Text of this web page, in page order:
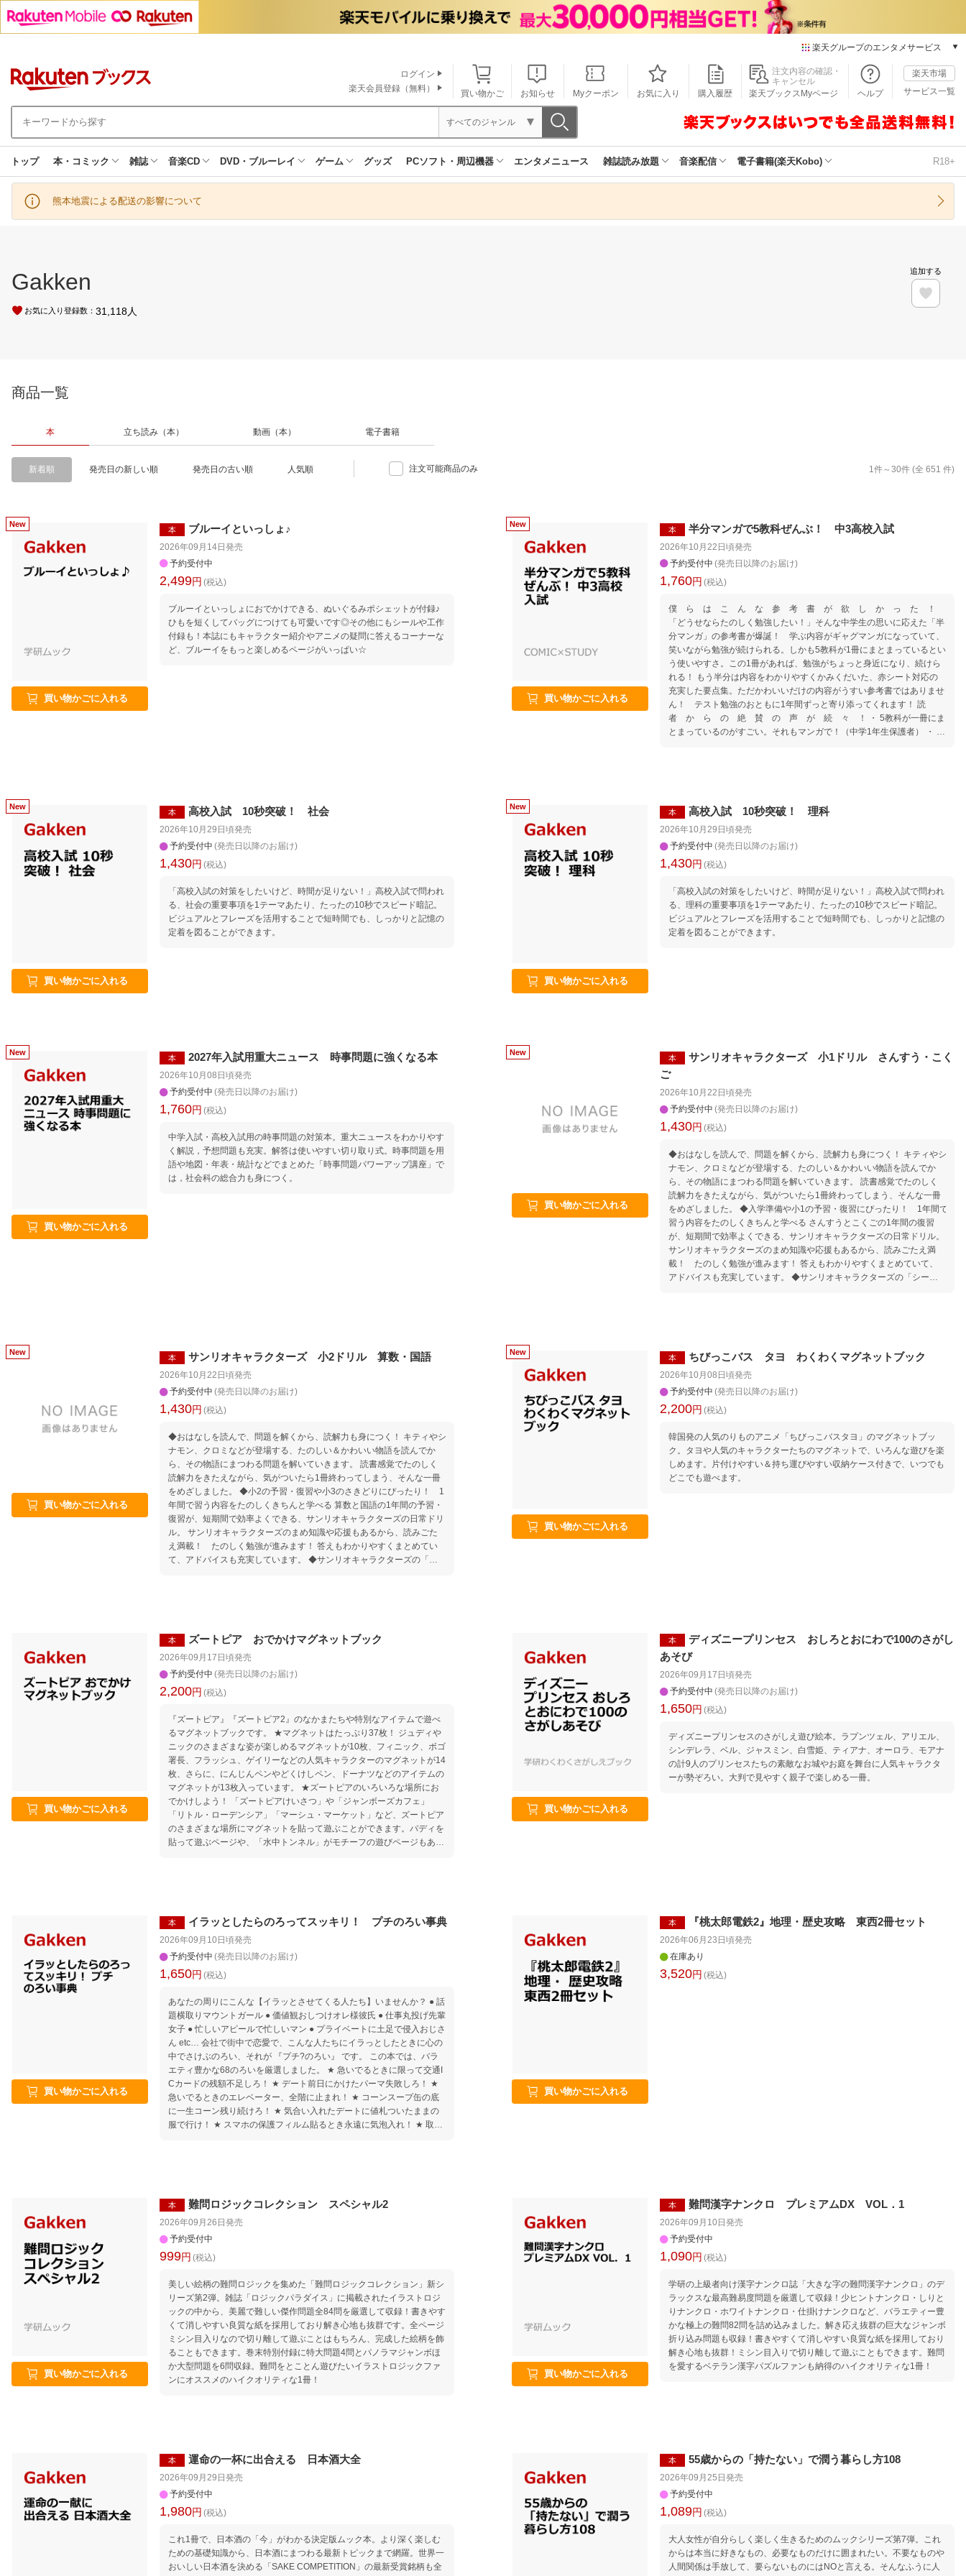
楽天グループのエンタメサービス
本/ゲーム/CD/DVD
楽天ブックス
楽天Kobo
楽天ミュージック
楽天TV
買い物かご お知らせ Myクーポン お気に入り 購入履歴
注文内容の確認・
キャンセル
楽天ブックスMyページ
ヘルプ
楽天市場
サービス一覧
ログイン
楽天会員登録（無料）
すべてのジャンル
トップ 本・コミック 雑誌 音楽CD DVD・ブルーレイ ゲーム グッズ PCソフト・周辺機器 エンタメニュース 雑誌読み放題 音楽配信 電子書籍(楽天Kobo) R18+
熊本地震による配送の影響について
Gakken
お気に入り登録数： 31,118人
追加する
商品一覧
本 立ち読み（本） 動画（本） 電子書籍
新着順 発売日の新しい順 発売日の古い順 人気順 注文可能商品のみ 1 件～30件 (全 651 件)
買い物かごに入れる
本 ブルーイといっしょ♪
2026年09月14日発売
予約受付中
2,499円 (税込)
ブルーイといっしょにおでかけできる、ぬいぐるみポシェットが付録♪
ひもを短くしてバッグにつけても可愛いです◎その他にもシールや工作
付録も！本誌にもキャラクター紹介やアニメの疑問に答えるコーナーな
ど、ブルーイをもっと楽しめるページがいっぱい☆
買い物かごに入れる
本 半分マンガで5教科ぜんぶ！ 中3高校入試
2026年10月22日頃発売
予約受付中 (発売日以降のお届け)
1,760円 (税込)
僕 ら は こ ん な 参 考 書 が 欲 し か っ た ！
「どうせならたのしく勉強したい！」そんな中学生の思いに応えた「半
分マンガ」の参考書が爆誕！ 学ぶ内容がギャグマンガになっていて、
笑いながら勉強が続けられる。しかも5教科が1冊にまとまっているとい
う使いやすさ。この1冊があれば、勉強がちょっと身近になり、続けら
れる！ もう半分は内容をわかりやすくかみくだいた、赤シート対応の
充実した要点集。ただかわいいだけの内容がうすい参考書ではありませ
ん！ テスト勉強のおともに1年間ずっと寄り添ってくれます！ 読
者 か ら の 絶 賛 の 声 が 続 々 ！ ・ 5教科が一冊にま
とまっているのがすごい。それもマンガで！（中学1年生保護者） ・ た
頭に入ってくる。集中して楽しめる。要点がわかりやすい。（中学2年
生） ・ 持ち運びしやすいサイズ感、2ページで内容が完結するのもちょ
うどいい。（小学6年生保護者） ・ 赤シートで消えるので、内容をおさ
売前モニターキャンペーン参加者へのアンケート回答より）
買い物かごに入れる
本 高校入試 10秒突破！ 社会
2026年10月29日頃発売
予約受付中 (発売日以降のお届け)
1,430円 (税込)
「高校入試の対策をしたいけど、時間が足りない！」高校入試で問われ
る、社会の重要事項を1テーマあたり、たったの10秒でスピード暗記。
ビジュアルとフレーズを活用することで短時間でも、しっかりと記憶の
定着を図ることができます。
買い物かごに入れる
本 高校入試 10秒突破！ 理科
2026年10月29日頃発売
予約受付中 (発売日以降のお届け)
1,430円 (税込)
「高校入試の対策をしたいけど、時間が足りない！」高校入試で問われ
る、理科の重要事項を1テーマあたり、たったの10秒でスピード暗記。
ビジュアルとフレーズを活用することで短時間でも、しっかりと記憶の
定着を図ることができます。
買い物かごに入れる
本 2027年入試用重大ニュース 時事問題に強くなる本
2026年10月08日頃発売
予約受付中 (発売日以降のお届け)
1,760円 (税込)
中学入試・高校入試用の時事問題の対策本。重大ニュースをわかりやす
く解説，予想問題も充実。解答は使いやすい切り取り式。時事問題を用
語や地図・年表・統計などでまとめた「時事問題パワーアップ講座」で
は，社会科の総合力も身につく。
買い物かごに入れる
本
サンリオキャラクターズ 小1ドリル さんすう・こく
ご
2026年10月22日頃発売
予約受付中 (発売日以降のお届け)
1,430円 (税込)
◆おはなしを読んで、問題を解くから、読解力も身につく！ キティやシ
ナモン、クロミなどが登場する、たのしい＆かわいい物語を読んでか
ら、その物語にまつわる問題を解いていきます。 読書感覚でたのしく
読解力をきたえながら、気がついたら1冊終わってしまう、そんな一冊
をめざしました。 ◆入学準備や小1の予習・復習にぴったり！ 1年間で
習う内容をたのしくきちんと学べる さんすうとこくごの1年間の復習
が、短期間で効率よくできる、サンリオキャラクターズの日常ドリル。
サンリオキャラクターズのまめ知識や応援もあるから、読みごたえ満
載！ たのしく勉強が進みます！ 答えもわかりやすくまとめていて、
アドバイスも充実しています。 ◆サンリオキャラクターズの「シール」
買い物かごに入れる
本 サンリオキャラクターズ 小2ドリル 算数・国語
2026年10月22日頃発売
予約受付中 (発売日以降のお届け)
1,430円 (税込)
◆おはなしを読んで、問題を解くから、読解力も身につく！ キティやシ
ナモン、クロミなどが登場する、たのしい＆かわいい物語を読んでか
ら、その物語にまつわる問題を解いていきます。 読書感覚でたのしく
読解力をきたえながら、気がついたら1冊終わってしまう、そんな一冊
をめざしました。 ◆小2の予習・復習や小3のさきどりにぴったり！ 1
年間で習う内容をたのしくきちんと学べる 算数と国語の1年間の予習・
復習が、短期間で効率よくできる、サンリオキャラクターズの日常ドリ
ル。 サンリオキャラクターズのまめ知識や応援もあるから、読みごた
え満載！ たのしく勉強が進みます！ 答えもわかりやすくまとめてい
て、アドバイスも充実しています。 ◆サンリオキャラクターズの「シー
買い物かごに入れる
本 ちびっこバス タヨ わくわくマグネットブック
2026年10月08日頃発売
予約受付中 (発売日以降のお届け)
2,200円 (税込)
韓国発の人気のりものアニメ「ちびっこバスタヨ」のマグネットブッ
ク。タヨや人気のキャラクターたちのマグネットで、いろんな遊びを楽
しめます。片付けやすい＆持ち運びやすい収納ケース付きで、いつでも
どこでも遊べます。
買い物かごに入れる
本 ズートピア おでかけマグネットブック
2026年09月17日頃発売
予約受付中 (発売日以降のお届け)
2,200円 (税込)
『ズートピア』『ズートピア2』のなかまたちや特別なアイテムで遊べ
るマグネットブックです。 ★マグネットはたっぷり37枚！ ジュディや
ニックのさまざまな姿が楽しめるマグネットが10枚、フィニック、ボゴ
署長、フラッシュ、ゲイリーなどの人気キャラクターのマグネットが14
枚、さらに、にんじんペンやどくけしペン、ドーナツなどのアイテムの
マグネットが13枚入っています。 ★ズートピアのいろいろな場所にお
でかけしよう！ 「ズートピアけいさつ」や「ジャンボーズカフェ」
「リトル・ローデンシア」「マーシュ・マーケット」など、ズートピア
のさまざまな場所にマグネットを貼って遊ぶことができます。バディを
貼って遊ぶページや、「水中トンネル」がモチーフの遊びページもあ
買い物かごに入れる
本
ディズニープリンセス おしろとおにわで100のさがし
あそび
2026年09月17日頃発売
予約受付中 (発売日以降のお届け)
1,650円 (税込)
ディズニープリンセスのさがしえ遊び絵本。ラプンツェル、アリエル、
シンデレラ、ベル、ジャスミン、白雪姫、ティアナ、オーロラ、モアナ
の計9人のプリンセスたちの素敵なお城やお庭を舞台に人気キャラクタ
ーが勢ぞろい。大判で見やすく親子で楽しめる一冊。
買い物かごに入れる
本 イラッとしたらのろってスッキリ！ プチのろい事典
2026年09月10日頃発売
予約受付中 (発売日以降のお届け)
1,650円 (税込)
あなたの周りにこんな【イラッとさせてくる人たち】いませんか？ ● 話
題横取りマウントガール ● 価値観おしつけオレ様彼氏 ● 仕事丸投げ先輩
女子 ● 忙しいアピールで忙しいマン ● プライベートに土足で侵入おじさ
ん etc… 会社で街中で恋愛で、こんな人たちにイラっとしたときに心の
中でさけぶのろい、それが 『プチ?のろい』 です。 この本では、バラ
エティ豊かな68のろいを厳選しました。 ★ 急いでるときに限って交通I
Cカードの残額不足しろ！ ★ デート前日にかけたパーマ失敗しろ！ ★
急いでるときのエレベーター、全階に止まれ！ ★ コーンスープ缶の底
に一生コーン残り続けろ！ ★ 気合い入れたデートに値札ついたままの
服で行け！ ★ スマホの保護フィルム貼るとき永遠に気泡入れ！ ★ 取っ
本を会社のデスクやバッグの中にひそませておけば、いつでもどこでも
サクッとのろえちゃう? 降りかかるイライラはすぐさまサラリとかわし
ましょう♪ はじめに オススメのろいスタイル☆ 1章：話題横取りマウン
4章：あなたのためを思ってお姉様 5章：自分のミス棚上げ上司 6章：
ぱなしMC王 9章：毎回微妙に遅刻姫 10章：ナチュラル失礼アネキ 11
章：忙しいアピールで忙しいマン 12章：プライベートに土足で侵入お
じさん マイ・オリジナルのろい のろわずできるストレス解消法 おわり
に
買い物かごに入れる
本 『桃太郎電鉄2』地理・歴史攻略 東西2冊セット
2026年06月23日頃発売
在庫あり
3,520円 (税込)
買い物かごに入れる
本 難問ロジックコレクション スペシャル2
2026年09月26日 発売
予約受付中
999円 (税込)
美しい絵柄の難問ロジックを集めた「難問ロジックコレクション」新シ
リーズ第2弾。雑誌「ロジックパラダイス」に掲載されたイラストロジ
ックの中から、美麗で難しい傑作問題全84問を厳選して収録！書きやす
くて消しやすい良質な紙を採用しており解き心地も抜群です。全ページ
ミシン目入りなので切り離して遊ぶことはもちろん、完成した絵柄を飾
ることもできます。巻末特別付録に特大問題4問とパノラマジャンボほ
か大型問題を6問収録。難問をとことん遊びたいイラストロジックファ
ンにオススメのハイクオリティな1冊！
買い物かごに入れる
本 難問漢字ナンクロ プレミアムDX VOL．1
2026年09月10日 発売
予約受付中
1,090円 (税込)
学研の上級者向け漢字ナンクロ誌「大きな字の難問漢字ナンクロ」のデ
ラックスな最高難易度問題を厳選して収録！少ヒントナンクロ・しりと
りナンクロ・ホワイトナンクロ・仕掛けナンクロなど、バラエティー豊
かな極上の難問82問を詰め込みました。解き応え抜群の巨大なジャンボ
折り込み問題も収録！書きやすくて消しやすい良質な紙を採用しており
解き心地も抜群！ミシン目入りで切り離して遊ぶこともできます。難問
を愛するベテラン漢字パズルファンも納得のハイクオリティな1冊！
本 運命の一杯に出合える 日本酒大全
2026年09月29日 発売
予約受付中
1,980円 (税込)
これ1冊で、日本酒の「今」がわかる決定版ムック本。より深く楽しむ
ための基礎知識から、日本酒にまつわる最新トピックまで網羅。世界一
おいしい日本酒を決める「SAKE COMPETITION」の最新受賞銘柄も全
本 55歳からの「持たない」で潤う暮らし方108
2026年09月25日 発売
予約受付中
1,089円 (税込)
大人女性が自分らしく楽しく生きるためのムックシリーズ第7弾。これ
からは本当に好きなもの、必要なものだけに囲まれたい。不要なものや
人間関係は手放して、要らないものにはNOと言える。そんなふうに人